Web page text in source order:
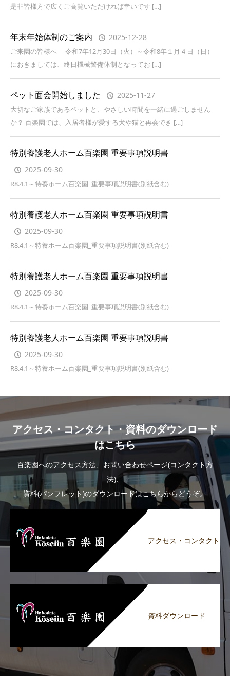
是非皆様方で広くご高覧いただければ幸いです […]
年末年始体制のご案内 2025-12-28
ご来園の皆様へ 令和7年12月30日（火）～令和8年１月４日（日）
におきましては、終日機械警備体制となってお […]
ペット面会開始しました 2025-11-27
大切なご家族であるペットと、やさしい時間を一緒に過ごしません
か？ 百楽園では、入居者様が愛する犬や猫と再会でき […]
特別養護老人ホーム百楽園 重要事項説明書
2025-09-30
R8.4.1～特養ホーム百楽園_重要事項説明書(別紙含む)
特別養護老人ホーム百楽園 重要事項説明書
2025-09-30
R8.4.1～特養ホーム百楽園_重要事項説明書(別紙含む)
特別養護老人ホーム百楽園 重要事項説明書
2025-09-30
R8.4.1～特養ホーム百楽園_重要事項説明書(別紙含む)
特別養護老人ホーム百楽園 重要事項説明書
2025-09-30
R8.4.1～特養ホーム百楽園_重要事項説明書(別紙含む)
アクセス・コンタクト・資料のダウンロード
はこちら
百楽園へのアクセス方法、お問い合わせページ(コンタクト方
法)、
資料(パンフレット)のダウンロードはこちらからどうぞ。
アクセス・コンタクト
資料ダウンロード